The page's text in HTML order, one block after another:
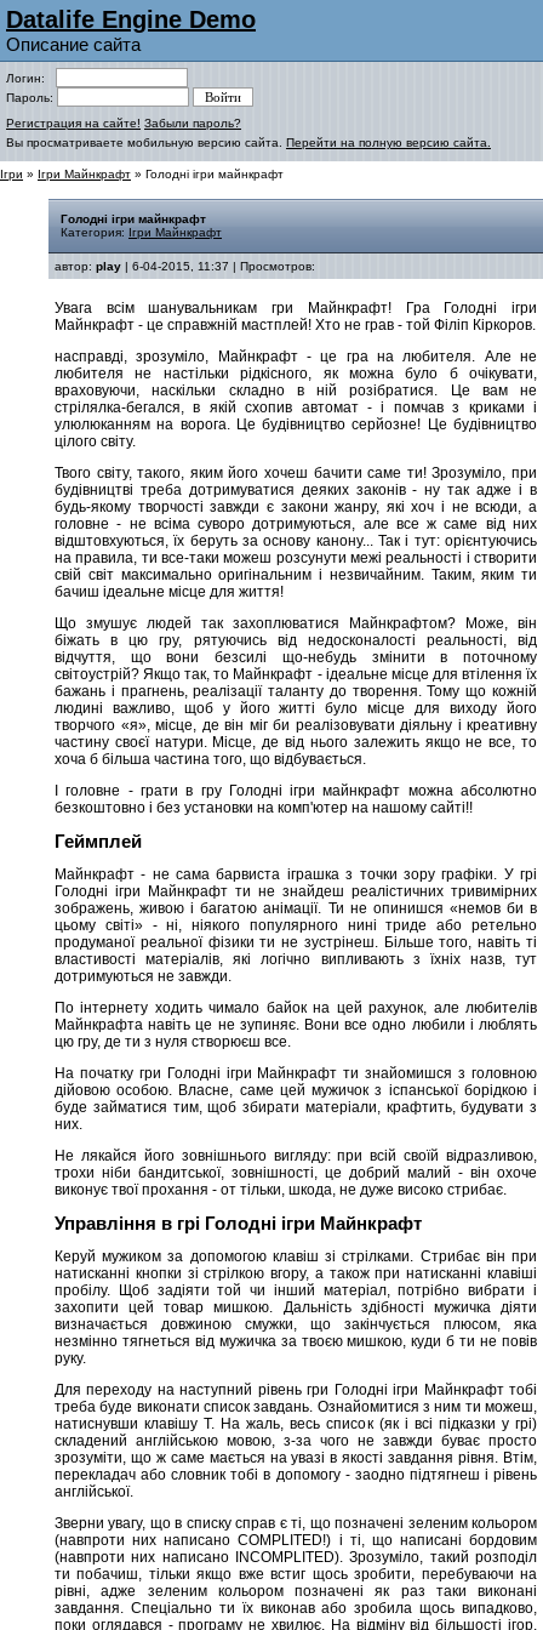
Datalife Engine Demo
Описание сайта
Логин:
Пароль:
Регистрация на сайте! Забыли пароль?
Вы просматриваете мобильную версию сайта. Перейти на полную версию сайта.
Ігри » Ігри Майнкрафт » Голодні ігри майнкрафт
Голодні ігри майнкрафт
Категория: Ігри Майнкрафт
автор: play | 6-04-2015, 11:37 | Просмотров:
Увага всім шанувальникам гри Майнкрафт! Гра Голодні ігри
Майнкрафт - це справжній мастплей! Хто не грав - той Філіп Кіркоров.
насправді, зрозуміло, Майнкрафт - це гра на любителя. Але не
любителя не настільки рідкісного, як можна було б очікувати,
враховуючи, наскільки складно в ній розібратися. Це вам не
стрілялка-бегался, в якій схопив автомат - і помчав з криками і
улюлюканням на ворога. Це будівництво серйозне! Це будівництво
цілого світу.
Твого світу, такого, яким його хочеш бачити саме ти! Зрозуміло, при
будівництві треба дотримуватися деяких законів - ну так адже і в
будь-якому творчості завжди є закони жанру, які хоч і не всюди, а
головне - не всіма суворо дотримуються, але все ж саме від них
відштовхуються, їх беруть за основу канону... Так і тут: орієнтуючись
на правила, ти все-таки можеш розсунути межі реальності і створити
свій світ максимально оригінальним і незвичайним. Таким, яким ти
бачиш ідеальне місце для життя!
Що змушує людей так захоплюватися Майнкрафтом? Може, він
біжать в цю гру, рятуючись від недосконалості реальності, від
відчуття, що вони безсилі що-небудь змінити в поточному
світоустрій? Якщо так, то Майнкрафт - ідеальне місце для втілення їх
бажань і прагнень, реалізації таланту до творення. Тому що кожній
людині важливо, щоб у його житті було місце для виходу його
творчого «я», місце, де він міг би реалізовувати діяльну і креативну
частину своєї натури. Місце, де від нього залежить якщо не все, то
хоча б більша частина того, що відбувається.
І головне - грати в гру Голодні ігри майнкрафт можна абсолютно
безкоштовно і без установки на комп'ютер на нашому сайті!!
Геймплей
Майнкрафт - не сама барвиста іграшка з точки зору графіки. У грі
Голодні ігри Майнкрафт ти не знайдеш реалістичних тривимірних
зображень, живою і багатою анімації. Ти не опинишся «немов би в
цьому світі» - ні, ніякого популярного нині триде або ретельно
продуманої реальної фізики ти не зустрінеш. Більше того, навіть ті
властивості матеріалів, які логічно випливають з їхніх назв, тут
дотримуються не завжди.
По інтернету ходить чимало байок на цей рахунок, але любителів
Майнкрафта навіть це не зупиняє. Вони все одно любили і люблять
цю гру, де ти з нуля створюєш все.
На початку гри Голодні ігри Майнкрафт ти знайомишся з головною
дійовою особою. Власне, саме цей мужичок з іспанської борідкою і
буде займатися тим, щоб збирати матеріали, крафтить, будувати з
них.
Не лякайся його зовнішнього вигляду: при всій своїй відразливою,
трохи ніби бандитської, зовнішності, це добрий малий - він охоче
виконує твої прохання - от тільки, шкода, не дуже високо стрибає.
Управління в грі Голодні ігри Майнкрафт
Керуй мужиком за допомогою клавіш зі стрілками. Стрибає він при
натисканні кнопки зі стрілкою вгору, а також при натисканні клавіші
пробілу. Щоб задіяти той чи інший матеріал, потрібно вибрати і
захопити цей товар мишкою. Дальність здібності мужичка діяти
визначається довжиною смужки, що закінчується плюсом, яка
незмінно тягнеться від мужичка за твоєю мишкою, куди б ти не повів
руку.
Для переходу на наступний рівень гри Голодні ігри Майнкрафт тобі
треба буде виконати список завдань. Ознайомитися з ним ти можеш,
натиснувши клавішу T. На жаль, весь список (як і всі підказки у грі)
складений англійською мовою, з-за чого не завжди буває просто
зрозуміти, що ж саме мається на увазі в якості завдання рівня. Втім,
перекладач або словник тобі в допомогу - заодно підтягнеш і рівень
англійської.
Зверни увагу, що в списку справ є ті, що позначені зеленим кольором
(навпроти них написано COMPLITED!) і ті, що написані бордовим
(навпроти них написано INCOMPLITED). Зрозуміло, такий розподіл
ти побачиш, тільки якщо вже встиг щось зробити, перебуваючи на
рівні, адже зеленим кольором позначені як раз таки виконані
завдання. Спеціально ти їх виконав або зробила щось випадково,
поки оглядався - програму не хвилює. На відміну від більшості ігор,